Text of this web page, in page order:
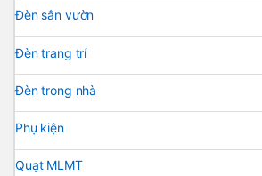
Đèn sân vườn
Đèn trang trí
Đèn trong nhà
Phụ kiện
Quạt MLMT